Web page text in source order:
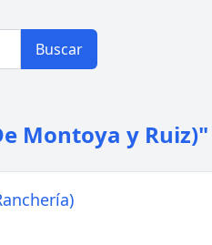
Buscar
Montoya y Ruiz)"